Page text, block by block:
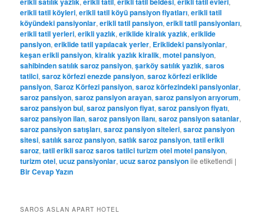
erikli tatil köyleri,erikli tatil köyü pansiyon fiyatları,erikli tatil
köyündeki pansiyonlar,erikli tatil pansiyon,erikli tatil pansiyonları,
erikli tatil yerleri,erikli yazlık,eriklide kiralık yazlık,eriklide
pansiyon,eriklide tatil yapılacak yerler, Eriklideki pansiyonlar,
keşan erikli pansiyon,kiralık yazlık kiralik,motel pansiyon,
sahibinden satılık saroz pansiyon,şarköy satılık yazlık,saros
tatilci,saroz körfezi enezde pansiyon,saroz körfezi eriklide
pansiyon,Saroz Körfezi pansiyon,saroz körfezindeki pansiyonlar,
saroz pansiyon,saroz pansiyon arayan,saroz pansiyon arıyorum,
saroz pansiyon bul,saroz pansiyon fiyat,saroz pansiyon fiyatı,
saroz pansiyon ilan,saroz pansiyon ilanı,saroz pansiyon satanlar,
saroz pansiyon satışları,saroz pansiyon siteleri,saroz pansiyon
sitesi,satılık saroz pansiyon,satlık saroz pansiyon,tatil erikli
saroz,tatil erikli saroz saros tatilci turizm otel motel pansiyon,
turizm otel,ucuz pansiyonlar,ucuz saroz pansiyonile etiketlendi |
Bir Cevap Yazın
SAROS ASLAN APART HOTEL